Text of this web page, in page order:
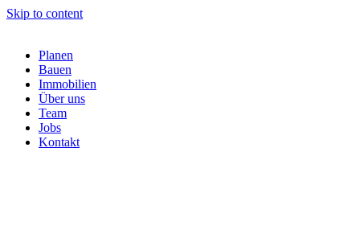
Skip to content
Planen
Bauen
Immobilien
Über uns
Team
Jobs
Kontakt